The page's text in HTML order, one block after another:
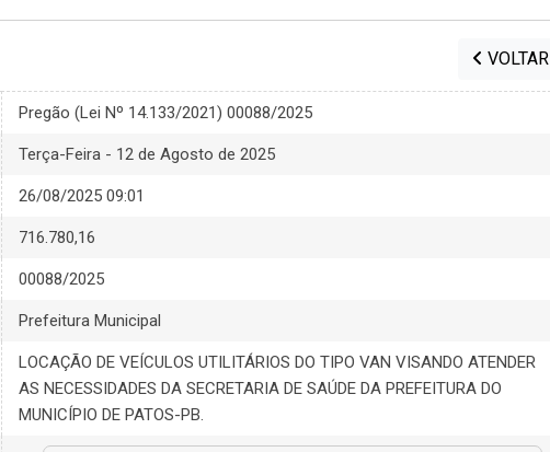
VOLTAR
Pregão (Lei Nº 14.133/2021) 00088/2025
Terça-Feira - 12 de Agosto de 2025
26/08/2025 09:01
716.780,16
00088/2025
Prefeitura Municipal
LOCAÇÃO DE VEÍCULOS UTILITÁRIOS DO TIPO VAN VISANDO ATENDER
AS NECESSIDADES DA SECRETARIA DE SAÚDE DA PREFEITURA DO
MUNICÍPIO DE PATOS-PB.